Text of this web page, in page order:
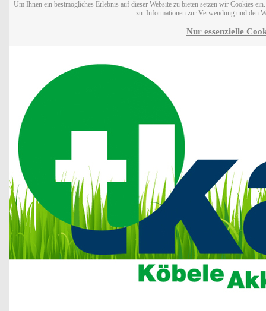
Um Ihnen ein bestmögliches Erlebnis auf dieser Website zu bieten setzen wir Cookies
zu. Informationen zur Verwendung und den
Nur essenzielle